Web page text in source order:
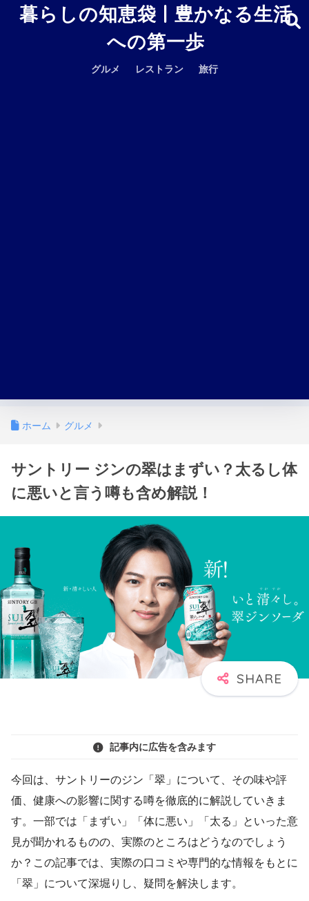
暮らしの知恵袋 | 豊かなる生活
への第一歩
グルメ レストラン 旅行
ホーム グルメ
サントリー ジンの翠はまずい？太るし体
に悪いと言う噂も含め解説！
記事内に広告を含みます
今回は、サントリーのジン「翠」について、その味や評
価、健康への影響に関する噂を徹底的に解説していきま
す。一部では「まずい」「体に悪い」「太る」といった意
見が聞かれるものの、実際のところはどうなのでしょう
か？この記事では、実際の口コミや専門的な情報をもとに
「翠」について深堀りし、疑問を解決します。